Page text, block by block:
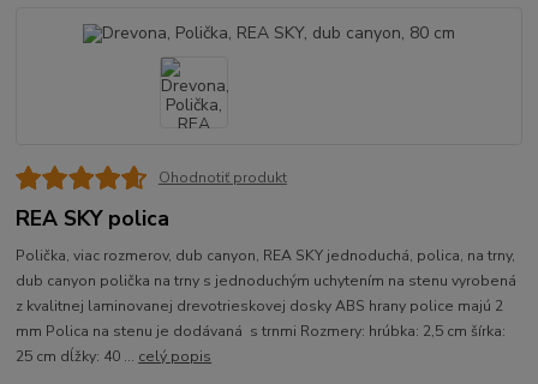
Ohodnotiť produkt
REA SKY polica
Polička, viac rozmerov, dub canyon, REA SKY jednoduchá, polica, na trny,
dub canyon polička na trny s jednoduchým uchytením na stenu vyrobená
z kvalitnej laminovanej drevotrieskovej dosky ABS hrany police majú 2
mm Polica na stenu je dodávaná s trnmi Rozmery: hrúbka: 2,5 cm šírka:
25 cm dĺžky: 40 ... celý popis